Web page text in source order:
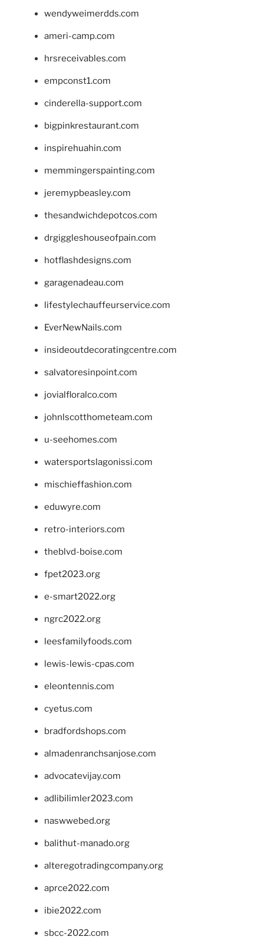
wendyweimerdds.com
ameri-camp.com
hrsreceivables.com
empconst1.com
cinderella-support.com
bigpinkrestaurant.com
inspirehuahin.com
memmingerspainting.com
jeremypbeasley.com
thesandwichdepotcos.com
drgiggleshouseofpain.com
hotflashdesigns.com
garagenadeau.com
lifestylechauffeurservice.com
EverNewNails.com
insideoutdecoratingcentre.com
salvatoresinpoint.com
jovialfloralco.com
johnlscotthometeam.com
u-seehomes.com
watersportslagonissi.com
mischieffashion.com
eduwyre.com
retro-interiors.com
theblvd-boise.com
fpet2023.org
e-smart2022.org
ngrc2022.org
leesfamilyfoods.com
lewis-lewis-cpas.com
eleontennis.com
cyetus.com
bradfordshops.com
almadenranchsanjose.com
advocatevijay.com
adlibilimler2023.com
naswwebed.org
balithut-manado.org
alteregotradingcompany.org
aprce2022.com
ibie2022.com
sbcc-2022.com